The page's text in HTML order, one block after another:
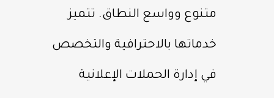
متنوع وواسع النطاق. تتميز
خدماتها بالاحترافية والتخصص
في إدارة الحملات الإعلانية